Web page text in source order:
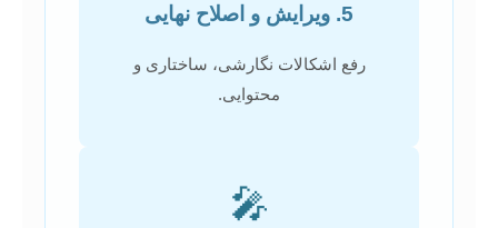
5. ویرایش و اصلاح نهایی
رفع اشکالات نگارشی، ساختاری و
محتوایی.
🎤